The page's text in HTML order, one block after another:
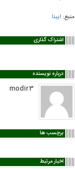
منبع: ایبنا
اشتراک گذاری
درباره نویسنده
modir3
برچسب ها
اخبار مرتبط